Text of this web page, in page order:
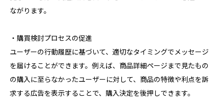
ながります。
・購買検討プロセスの促進
ユーザーの行動履歴に基づいて、適切なタイミングでメッセージ
を届けることができます。例えば、商品詳細ページまで見たもの
の購入に至らなかったユーザーに対して、商品の特徴や利点を訴
求する広告を表示することで、購入決定を後押しできます。